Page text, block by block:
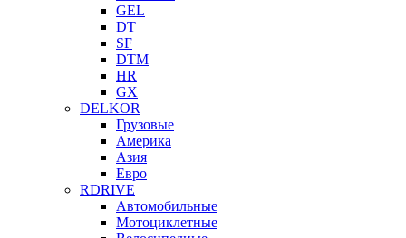
GEL
DT
SF
DTM
HR
GX
DELKOR
Грузовые
Америка
Азия
Евро
RDRIVE
Автомобильные
Мотоциклетные